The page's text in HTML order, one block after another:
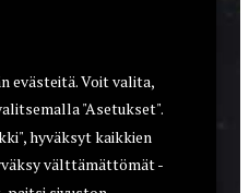
OPTIIKKA
evästeitä. Voit valita,
"Asetukset".
hyväksyt kaikkien
välttämättömät -